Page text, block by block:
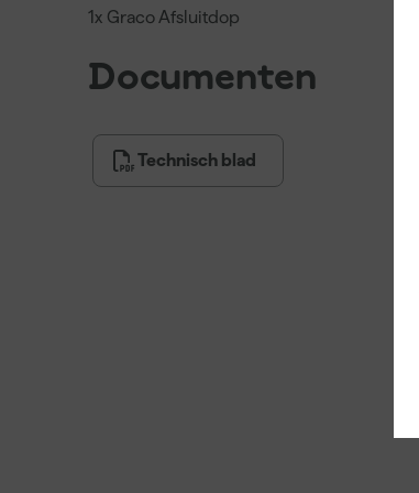
1x Graco Afsluitdop
Documenten
Technisch blad